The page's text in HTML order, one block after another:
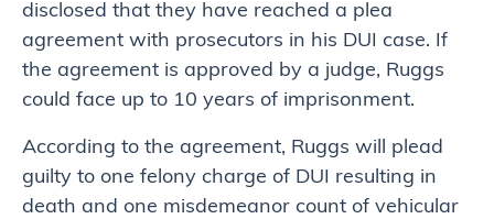
disclosed that they have reached a plea
agreement with prosecutors in his DUI case. If
the agreement is approved by a judge, Ruggs
could face up to 10 years of imprisonment.
According to the agreement, Ruggs will plead
guilty to one felony charge of DUI resulting in
death and one misdemeanor count of vehicular